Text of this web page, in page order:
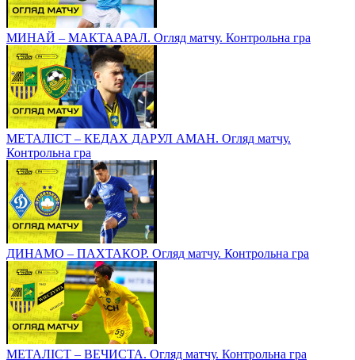
МИНАЙ – МАКТААРАЛ. Огляд матчу. Контрольна гра
МЕТАЛІСТ – КЕДАХ ДАРУЛ АМАН. Огляд матчу.
Контрольна гра
ДИНАМО – ПАХТАКОР. Огляд матчу. Контрольна гра
МЕТАЛІСТ – ВЕЧИСТА. Огляд матчу. Контрольна гра